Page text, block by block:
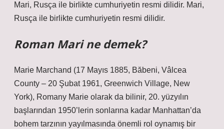
Mari, Rusça ile birlikte cumhuriyetin resmi dilidir. Mari,
Rusça ile birlikte cumhuriyetin resmi dilidir.
Roman Mari ne demek?
Marie Marchand (17 Mayıs 1885, Băbeni, Vâlcea
County – 20 Şubat 1961, Greenwich Village, New
York), Romany Marie olarak da bilinir, 20. yüzyılın
başlarından 1950’lerin sonlarına kadar Manhattan’da
bohem tarzının yayılmasında önemli rol oynamış bir